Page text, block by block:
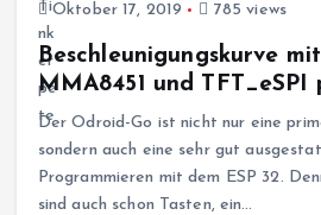
Oktober 17, 2019
785 views
Beschleunigungskurve
MMA8451 und TFT_eSPI
Der Odroid-Go ist nicht nur eine
sondern auch eine sehr gut
Programmieren mit dem ESP 32.
sind auch schon Tasten, ein…